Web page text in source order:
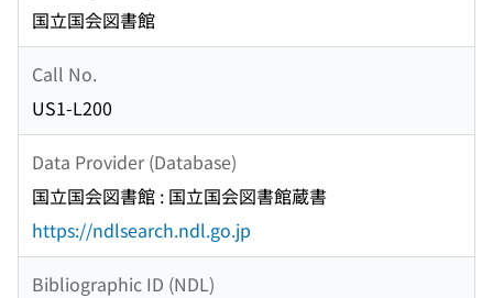
国立国会図書館
Call No.
US1-L200
Data Provider (Database)
国立国会図書館 : 国立国会図書館蔵書
https://ndlsearch.ndl.go.jp
Bibliographic ID (NDL)